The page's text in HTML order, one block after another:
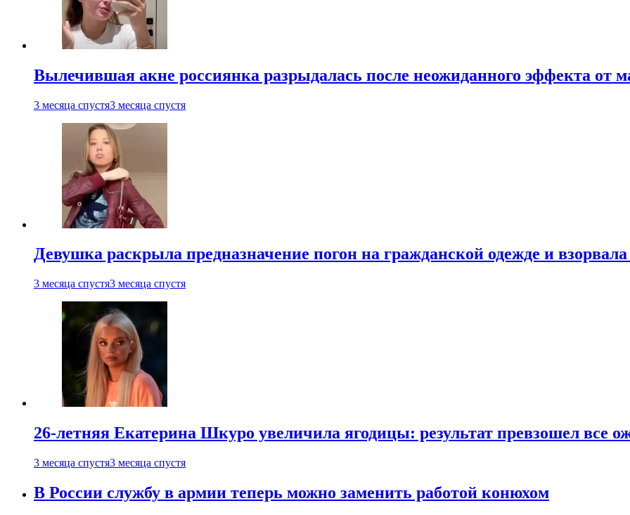
Вылечившая акне россиянка разрыдалась после неожиданного эффекта от
3 месяца спустя3 месяца спустя
Девушка раскрыла предназначение погон на гражданской одежде и взорвала
3 месяца спустя3 месяца спустя
26-летняя Екатерина Шкуро увеличила ягодицы: результат превзошел все
3 месяца спустя3 месяца спустя
В России службу в армии теперь можно заменить работой конюхом